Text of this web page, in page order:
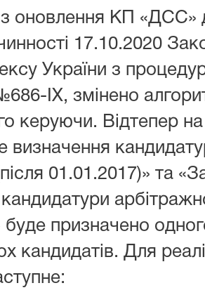
оновлення КП «ДСС»
17.10.2020
України з
IX, змінено
керуючи. Відтепер
визначення
01.01.2017)» та
буде призначено
кандидатів. Для